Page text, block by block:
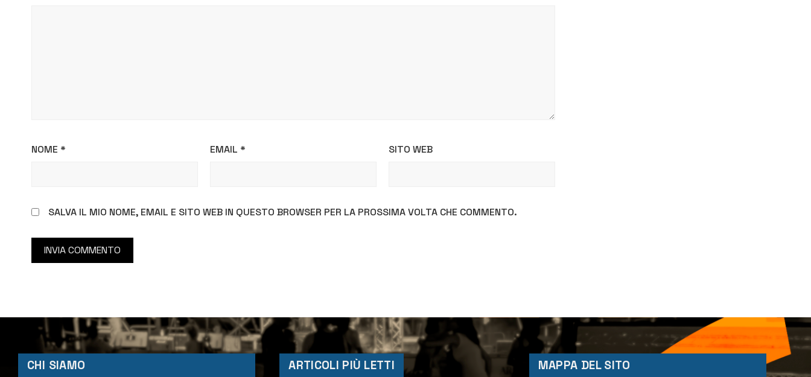
NOME * EMAIL * SITO WEB
SALVA IL MIO NOME, EMAIL E SITO WEB IN QUESTO BROWSER PER LA PROSSIMA VOLTA CHE COMMENTO.
CHI SIAMO ARTICOLI PIÙ LETTI MAPPA DEL SITO